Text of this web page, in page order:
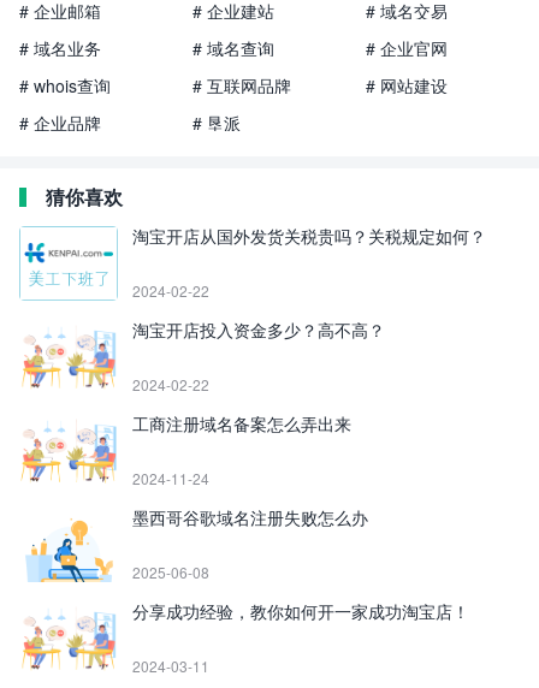
# 企业邮箱
# 企业建站
# 域名交易
# 域名业务
# 域名查询
# 企业官网
# whois查询
# 互联网品牌
# 网站建设
# 企业品牌
# 垦派
猜你喜欢
淘宝开店从国外发货关税贵吗？关税规定如何？
2024-02-22
淘宝开店投入资金多少？高不高？
2024-02-22
工商注册域名备案怎么弄出来
2024-11-24
墨西哥谷歌域名注册失败怎么办
2025-06-08
分享成功经验，教你如何开一家成功淘宝店！
2024-03-11